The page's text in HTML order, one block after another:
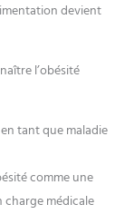
devient
l’obésité
tant que maladie
comme une
charge médicale